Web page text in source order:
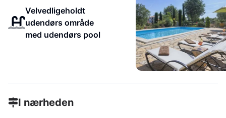
Velvedligeholdt
udendørs område
med udendørs pool
I nærheden